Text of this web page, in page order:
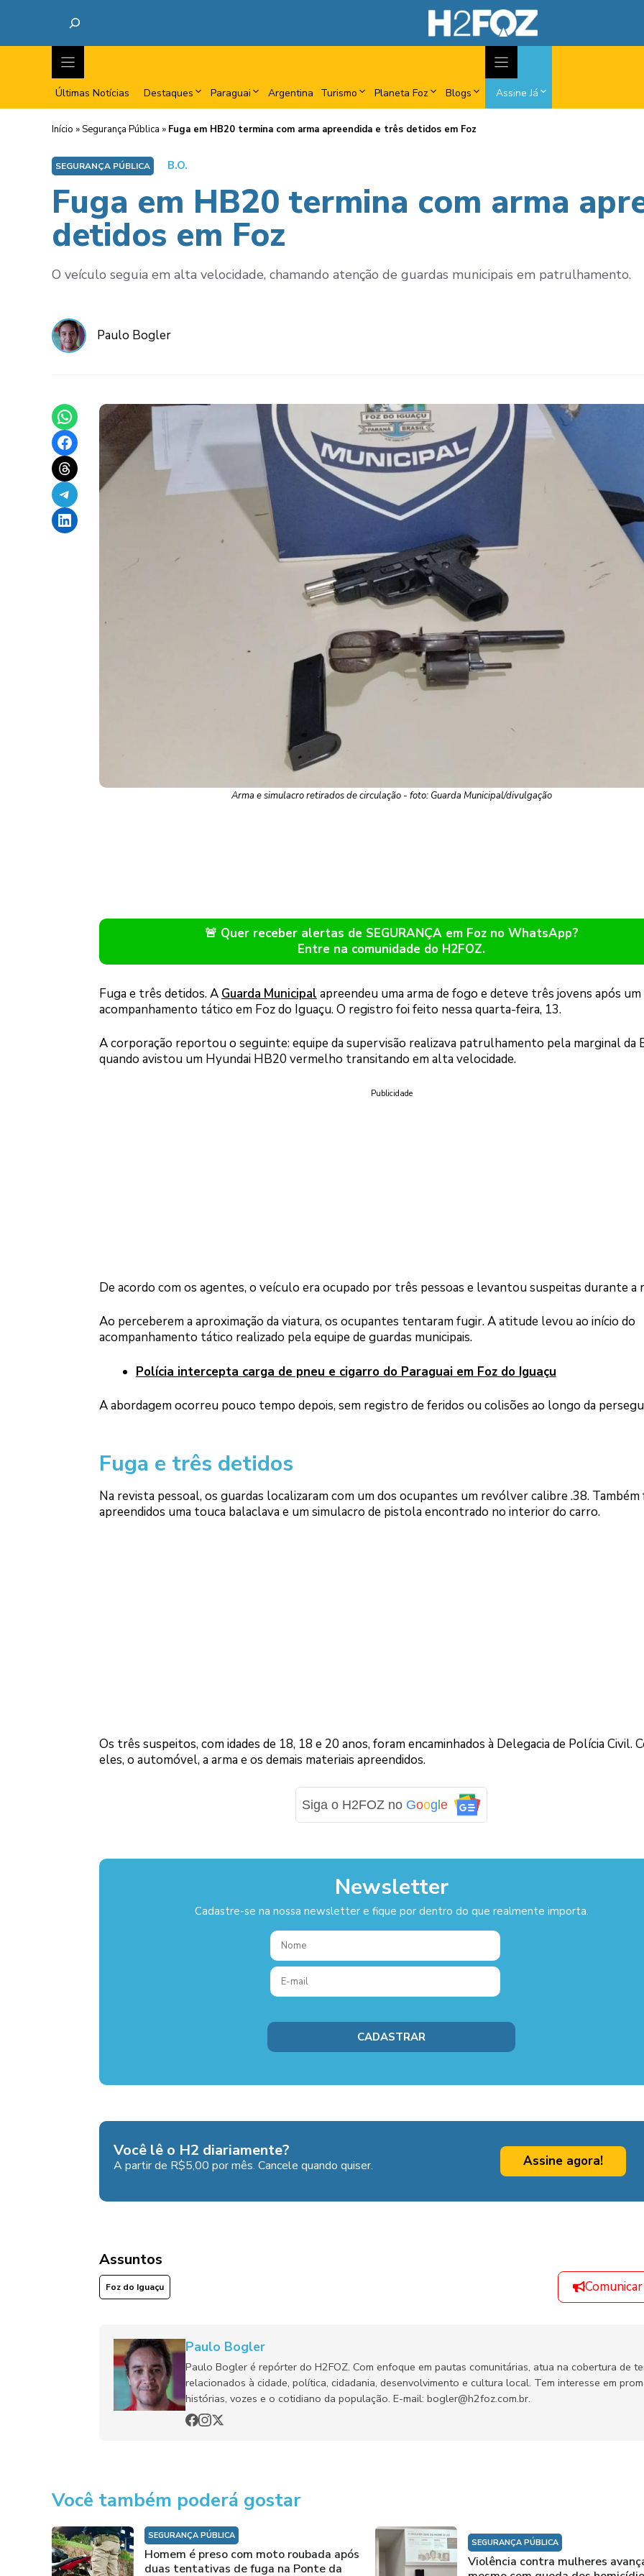
Últimas Notícias Destaques Paraguai Argentina Turismo Planeta Foz Blogs Assine Já
Início »Segurança Pública » Fuga em HB20 termina com arma apreendida e três detidos em Foz
SEGURANÇA PÚBLICA B.O.
Fuga em HB20 termina com arma
detidos em Foz
O veículo seguia em alta velocidade, chamando atenção de guardas municipais em patrulhamento.
Paulo Bogler
Share on WhatsApp
Share on Facebook
Share on Threads
Share on Telegram
Share on LinkedIn
Arma e simulacro retirados de circulação - foto: Guarda Municipal/divulgação
🚨 Quer receber alertas de SEGURANÇA em Foz no WhatsApp?
Entre na comunidade do H2FOZ.
Fuga e três detidos. A Guarda Municipal apreendeu uma arma de fogo e deteve três jovens após um
acompanhamento tático em Foz do Iguaçu. O registro foi feito nessa quarta-feira, 13.
A corporação reportou o seguinte: equipe da supervisão realizava patrulhamento pela marginal da
quando avistou um Hyundai HB20 vermelho transitando em alta velocidade.
Publicidade
De acordo com os agentes, o veículo era ocupado por três pessoas e levantou suspeitas durante a
Ao perceberem a aproximação da viatura, os ocupantes tentaram fugir. A atitude levou ao início do
acompanhamento tático realizado pela equipe de guardas municipais.
Polícia intercepta carga de pneu e cigarro do Paraguai em Foz do Iguaçu
A abordagem ocorreu pouco tempo depois, sem registro de feridos ou colisões ao longo da
Fuga e três detidos
Na revista pessoal, os guardas localizaram com um dos ocupantes um revólver calibre .38. Também
apreendidos uma touca balaclava e um simulacro de pistola encontrado no interior do carro.
Os três suspeitos, com idades de 18, 18 e 20 anos, foram encaminhados à Delegacia de Polícia Civil.
eles, o automóvel, a arma e os demais materiais apreendidos.
Siga o H2FOZ no Google
Newsletter
Cadastre-se na nossa newsletter e fique por dentro do que realmente importa.
Você lê o H2 diariamente?
A partir de R$5,00 por mês. Cancele quando quiser. Assine agora!
Assuntos
Foz do Iguaçu
Paulo Bogler
Paulo Bogler é repórter do H2FOZ. Com enfoque em pautas comunitárias, atua na cobertura de
relacionados à cidade, política, cidadania, desenvolvimento e cultura local. Tem interesse em
histórias, vozes e o cotidiano da população. E-mail: bogler@h2foz.com.br.
Você também poderá gostar
SEGURANÇA PÚBLICA
Homem é preso com moto roubada após
duas tentativas de fuga na Ponte da
SEGURANÇA PÚBLICA
Violência contra mulheres